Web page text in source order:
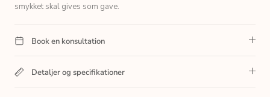
smykket skal gives som gave.
Book en konsultation
Detaljer og specifikationer